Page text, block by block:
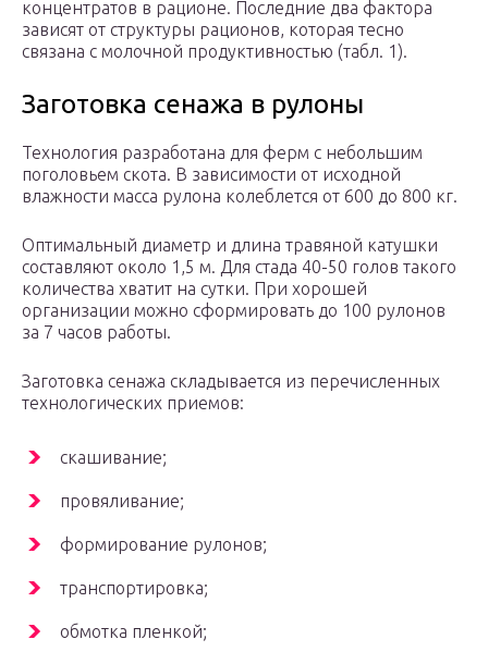
концентра­тов в рационе. Последние два фактора
зависят от структуры рационов, которая тесно
связана с мо­лочной продуктивностью (табл. 1).
Заготовка сенажа в рулоны
Технология разработана для ферм с небольшим
поголовьем скота. В зависимости от исходной
влажности масса рулона колеблется от 600 до 800 кг.
Оптимальный диаметр и длина травяной катушки
составляют около 1,5 м. Для стада 40-50 голов такого
количества хватит на сутки. При хорошей
организации можно сформировать до 100 рулонов
за 7 часов работы.
Заготовка сенажа складывается из перечисленных
технологических приемов:
скашивание;
провяливание;
формирование рулонов;
транспортировка;
обмотка пленкой;